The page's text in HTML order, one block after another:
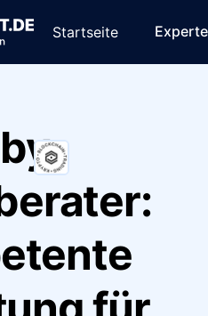
Startseite